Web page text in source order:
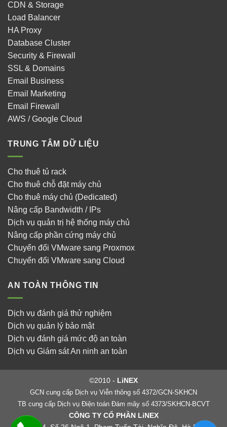
CDN & Storage
Load Balancer
HA Proxy
Database Cluster
Security & Firewall
SSL & Domains
Email Business
Email Marketing
Email Firewall
AWS / Google Cloud
TRUNG TÂM DỮ LIỆU
Cho thuê tủ rack
Cho thuê chỗ đặt máy chủ
Cho thuê máy chủ (Dedicated)
Nâng cấp Bandwidth / IPs
Dịch vụ quản trị hệ thống máy chủ
Nâng cấp phần cứng máy chủ
Chuyển đổi VMware sang Proxmox
Chuyển đổi VMware sang Cloud
AN TOÀN THÔNG TIN
Dịch vụ đánh giá thử nghiệm
Dịch vụ quản lý bảo mật
Dịch vụ đánh giá mức độ an toàn
Dịch vụ Giám sát An ninh an toàn
©2010 - LiNEX
GCN cung cấp Dịch vụ Viễn thông số 4372/GCN-SKHCN
TB cung cấp Dịch vụ Điện toán Đám mây số 4373/SKHCN-BCVT
CÔNG TY CỔ PHẦN LiNEX